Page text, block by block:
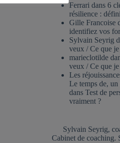
Ferrari dans6
résilience :
Gille Francoise
identifiez vos
Sylvain Seyrig
veux / Ce que
marieclotilde
veux / Ce que
Les
Le temps de,
dansTest de
vraiment ?
Sylvain Seyrig,
Cabinet de coaching.